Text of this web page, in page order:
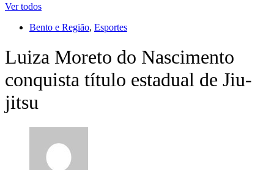
Ver todos
Bento e Região, Esportes
Luiza Moreto do Nascimento
conquista título estadual de Jiu-
jitsu